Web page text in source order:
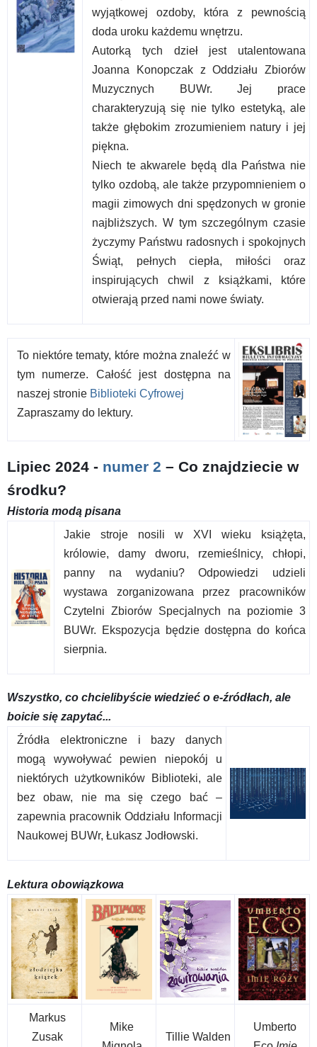
wyjątkowej ozdoby, która z pewnością
doda uroku każdemu wnętrzu.
Autorką tych dzieł jest utalentowana
Joanna Konopczak z Oddziału Zbiorów
Muzycznych BUWr. Jej prace
charakteryzują się nie tylko estetyką, ale
także głębokim zrozumieniem natury i jej
piękna.
Niech te akwarele będą dla Państwa nie
tylko ozdobą, ale także przypomnieniem o
magii zimowych dni spędzonych w gronie
najbliższych. W tym szczególnym czasie
życzymy Państwu radosnych i spokojnych
Świąt, pełnych ciepła, miłości oraz
inspirujących chwil z książkami, które
otwierają przed nami nowe światy.
To niektóre tematy, które można znaleźć w
tym numerze. Całość jest dostępna na
naszej stronie Biblioteki Cyfrowej
Zapraszamy do lektury.
Lipiec 2024 - numer 2 – Co znajdziecie w
środku?
Historia modą pisana
Jakie stroje nosili w XVI wieku książęta,
królowie, damy dworu, rzemieślnicy, chłopi,
panny na wydaniu? Odpowiedzi udzieli
wystawa zorganizowana przez pracowników
Czytelni Zbiorów Specjalnych na poziomie 3
BUWr. Ekspozycja będzie dostępna do końca
sierpnia.
Wszystko, co chcielibyście wiedzieć o e-źródłach, ale
boicie się zapytać...
Źródła elektroniczne i bazy danych
mogą wywoływać pewien niepokój u
niektórych użytkowników Biblioteki, ale
bez obaw, nie ma się czego bać –
zapewnia pracownik Oddziału Informacji
Naukowej BUWr, Łukasz Jodłowski.
Lektura obowiązkowa
Markus
Zusak
Mike
Tillie Walden
Umberto